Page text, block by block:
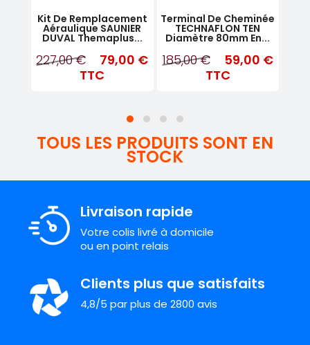
Kit De Remplacement
Aéraulique SAUNIER
DUVAL Themaplus...
227,00 €
79,00 €
TTC
Terminal De Cheminée
TECHNAFLON TEN
Diamètre 80mm En...
185,00 €
59,00 €
TTC
TOUS LES PRODUITS SONT EN
STOCK
Livraison rapide
Votre colis livré à domicile
ou en point relais
Clients plus que satisfaits
4,8/5 par plus de 2800 avis